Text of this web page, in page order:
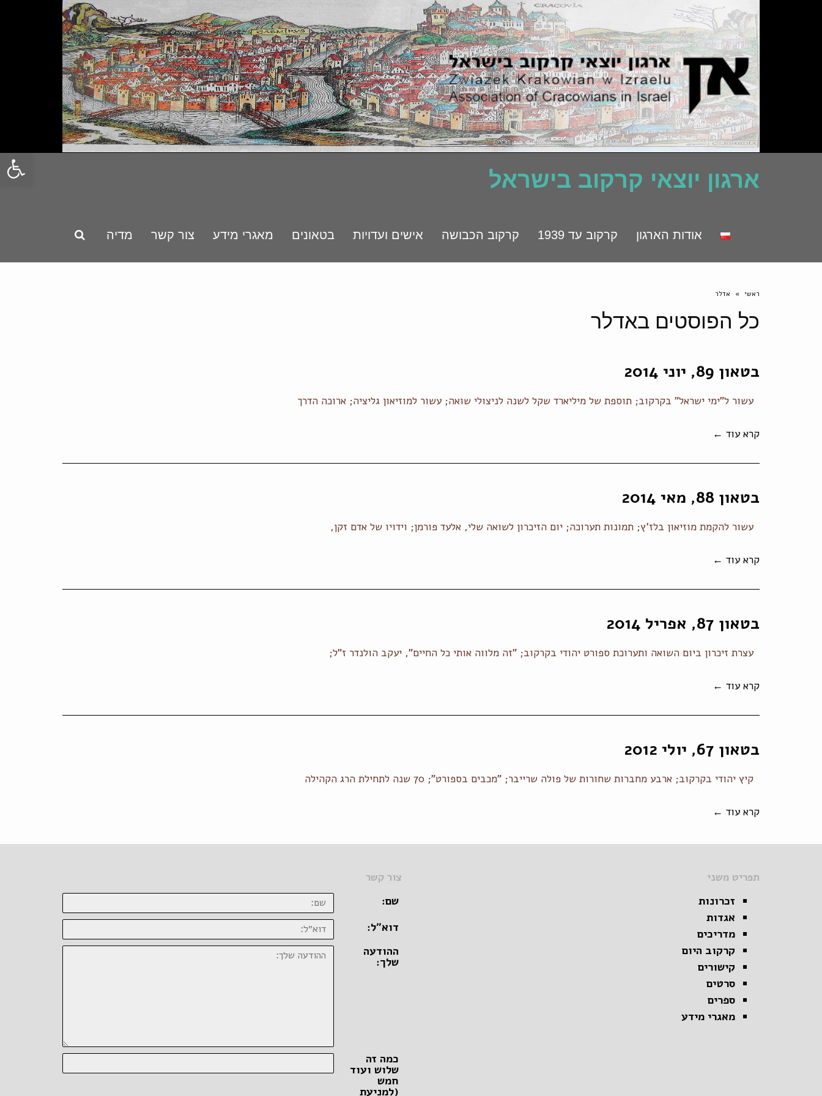
פתח
ארגון יוצאי קרקוב בישראל
אודות הארגון קרקוב עד 1939 קרקוב הכבושה אישים ועדויות בטאונים מאגרי מידע צור קשר מדיה
ראשי » אדלר
כל הפוסטים באדלר
בטאון 89, יוני 2014
עשור ל"ימי ישראל" בקרקוב; תוספת של מיליארד שקל לשנה לניצולי שואה; עשור למוזיאון גליציה; ארוכה הדרך
קרא עוד ←
בטאון 88, מאי 2014
עשור להקמת מוזיאון בלז'ץ; תמונות תערוכה; יום הזיכרון לשואה שלי, אלעד פורמן; וידויו של אדם זקן,
קרא עוד ←
בטאון 87, אפריל 2014
עצרת זיכרון ביום השואה ותערוכת ספורט יהודי בקרקוב; "זה מלווה אותי כל החיים", יעקב הולנדר ז"ל;
קרא עוד ←
בטאון 67, יולי 2012
קיץ יהודי בקרקוב; ארבע מחברות שחורות של פולה שרייבר; "מכבים בספורט"; 70 שנה לתחילת הרג הקהילה
קרא עוד ←
תפריט משני
זכרונות
אגדות
מדריכים
קרקוב היום
קישורים
סרטים
ספרים
מאגרי מידע
צור קשר
שם:
דוא״ל:
ההודעה
שלך:
כמה זה
שלוש ועוד
חמש
(למניעת